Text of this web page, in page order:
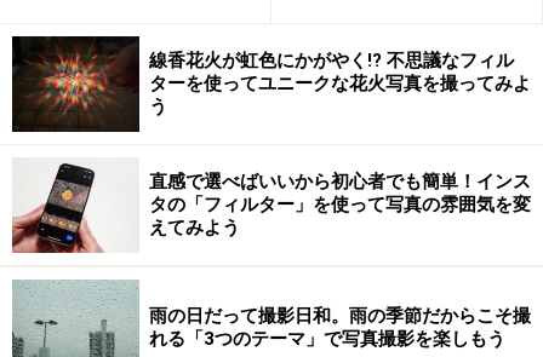
人物も撮れてはいるのだけど、どこか周りが暗く写ってま
しまってガッカリという経験をお持ちの方も多いのでは？
でも、イメージとしては、背景に写したかったのは、こ
のようなきれいなイルミネーションではありませんでし
たか？「こんなきれいな背景といっしょに人物も写した
線香花火が虹色にかがやく!? 不思議なフィル
ターを使ってユニークな花火写真を撮ってみよ
う
直感で選べばいいから初心者でも簡単！インス
タの「フィルター」を使って写真の雰囲気を変
えてみよう
雨の日だって撮影日和。雨の季節だからこそ撮
れる「3つのテーマ」で写真撮影を楽しもう